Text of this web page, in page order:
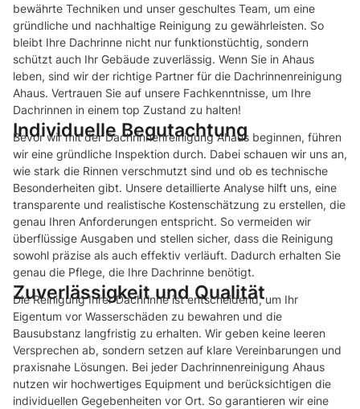
bewährte Techniken und unser geschultes Team, um eine
gründliche und nachhaltige Reinigung zu gewährleisten. So
bleibt Ihre Dachrinne nicht nur funktionstüchtig, sondern
schützt auch Ihr Gebäude zuverlässig. Wenn Sie in Ahaus
leben, sind wir der richtige Partner für die Dachrinnenreinigung
Ahaus. Vertrauen Sie auf unsere Fachkenntnisse, um Ihre
Dachrinnen in einem top Zustand zu halten!
Individuelle Begutachtung
Bevor wir mit der Dachrinnenreinigung Ahaus beginnen, führen
wir eine gründliche Inspektion durch. Dabei schauen wir uns an,
wie stark die Rinnen verschmutzt sind und ob es technische
Besonderheiten gibt. Unsere detaillierte Analyse hilft uns, eine
transparente und realistische Kostenschätzung zu erstellen, die
genau Ihren Anforderungen entspricht. So vermeiden wir
überflüssige Ausgaben und stellen sicher, dass die Reinigung
sowohl präzise als auch effektiv verläuft. Dadurch erhalten Sie
genau die Pflege, die Ihre Dachrinne benötigt.
Zuverlässigkeit und Qualität
Die Reinigung Ihrer Dachrinne ist entscheidend, um Ihr
Eigentum vor Wasserschäden zu bewahren und die
Bausubstanz langfristig zu erhalten. Wir geben keine leeren
Versprechen ab, sondern setzen auf klare Vereinbarungen und
praxisnahe Lösungen. Bei jeder Dachrinnenreinigung Ahaus
nutzen wir hochwertiges Equipment und berücksichtigen die
individuellen Gegebenheiten vor Ort. So garantieren wir eine